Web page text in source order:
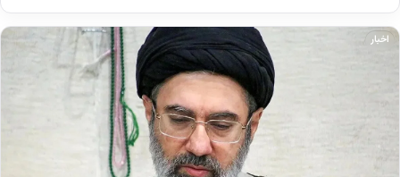
اخبار